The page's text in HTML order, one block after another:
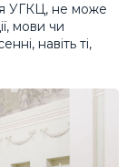
УГКЦ, не може
мови чи
навіть ті,